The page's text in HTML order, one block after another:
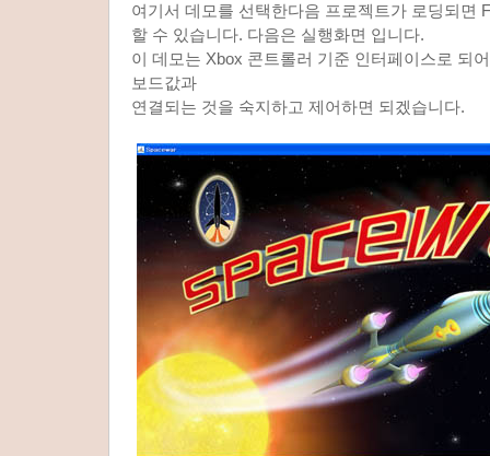
여기서 데모를 선택한다음 프로젝트가 로딩되면
할 수 있습니다. 다음은 실행화면 입니다.
이 데모는 Xbox 콘트롤러 기준 인터페이스로 되
보드값과
연결되는 것을 숙지하고 제어하면 되겠습니다.